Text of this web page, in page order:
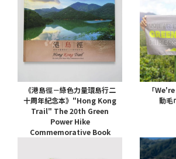
《港島徑－綠色力量環島行二
十周年紀念本》"Hong Kong
Trail" The 20th Green
Power Hike
Commemorative Book
「
動